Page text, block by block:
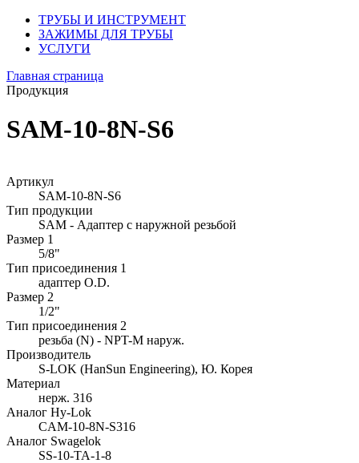
ТРУБЫ И ИНСТРУМЕНТ
ЗАЖИМЫ ДЛЯ ТРУБЫ
УСЛУГИ
Главная страница
Продукция
SAM-10-8N-S6
Артикул
SAM-10-8N-S6
Тип продукции
SAM - Адаптер с наружной резьбой
Размер 1
5/8"
Тип присоединения 1
адаптер O.D.
Размер 2
1/2"
Тип присоединения 2
резьба (N) - NPT-M наруж.
Производитель
S-LOK (HanSun Engineering), Ю. Корея
Материал
нерж. 316
Аналог Hy-Lok
CAM-10-8N-S316
Аналог Swagelok
SS-10-TA-1-8